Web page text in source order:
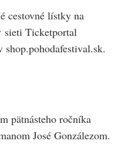
cestovné lístky na
sieti Ticketportal
pätnásteho ročníka
José Gonzálezom.